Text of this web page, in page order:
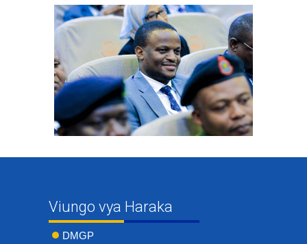
Viungo vya Haraka
DMGP